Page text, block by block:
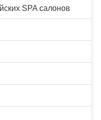
SPA салонов